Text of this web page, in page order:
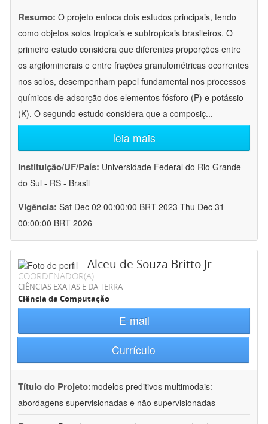
Resumo: O projeto enfoca dois estudos principais, tendo
como objetos solos tropicais e subtropicais brasileiros. O
primeiro estudo considera que diferentes proporções entre
os argilominerais e entre frações granulométricas ocorrentes
nos solos, desempenham papel fundamental nos processos
químicos de adsorção dos elementos fósforo (P) e potássio
(K). O segundo estudo considera que a composiç...
leia mais
Instituição/UF/País: Universidade Federal do Rio Grande
do Sul - RS - Brasil
Vigência: Sat Dec 02 00:00:00 BRT 2023-Thu Dec 31
00:00:00 BRT 2026
Alceu de Souza Britto Jr
COORDENADOR(A)
CIÊNCIAS EXATAS E DA TERRA
Ciência da Computação
E-mail
Currículo
Título do Projeto:modelos preditivos multimodais:
abordagens supervisionadas e não supervisionadas